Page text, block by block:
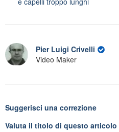
Pier Luigi Crivelli
Video Maker
Suggerisci una correzione
Valuta il titolo di questo articolo